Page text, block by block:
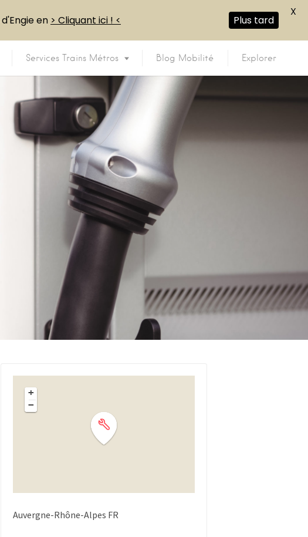
Services Trains Métros Blog Mobilité Explorer
+
−
Auvergne-Rhône-Alpes FR
d'Engie en > Cliquant ici ! < Plus tard
X